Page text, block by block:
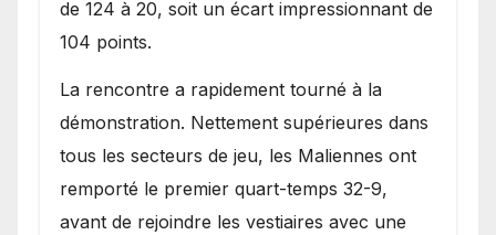
de 124 à 20, soit un écart impressionnant de
104 points.
La rencontre a rapidement tourné à la
démonstration. Nettement supérieures dans
tous les secteurs de jeu, les Maliennes ont
remporté le premier quart-temps 32-9,
avant de rejoindre les vestiaires avec une